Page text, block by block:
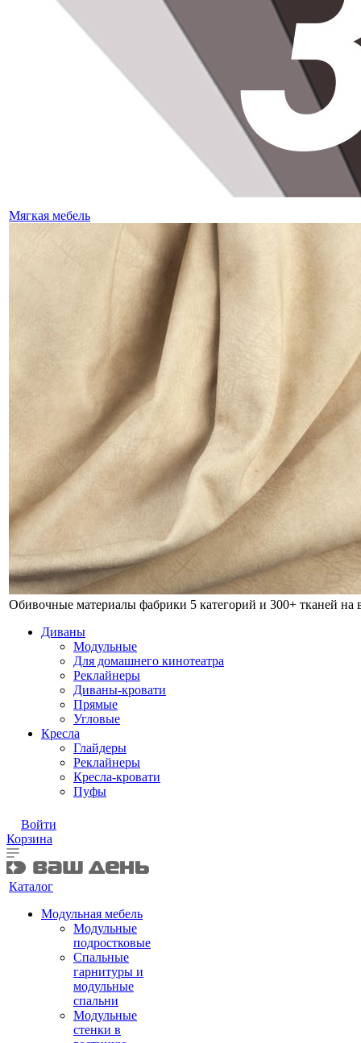
Мягкая мебель
Обивочные материалы фабрики 5 категорий и 300+ тканей на
Диваны
Модульные
Для домашнего кинотеатра
Реклайнеры
Диваны-кровати
Прямые
Угловые
Кресла
Глайдеры
Реклайнеры
Кресла-кровати
Пуфы
Войти
Корзина
Каталог
Модульная мебель
Модульные
подростковые
Спальные
гарнитуры и
модульные
спальни
Модульные
стенки в